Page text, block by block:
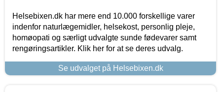
Helsebixen.dk har mere end 10.000 forskellige varer
indenfor naturlægemidler, helsekost, personlig pleje,
homøopati og særligt udvalgte sunde fødevarer samt
rengøringsartikler. Klik her for at se deres udvalg.
Se udvalget på Helsebixen.dk